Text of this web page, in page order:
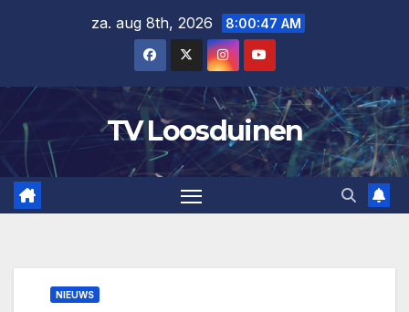
inhoud
za. aug 8th, 2026 8:00:48 AM
TV Loosduinen
NIEUWS